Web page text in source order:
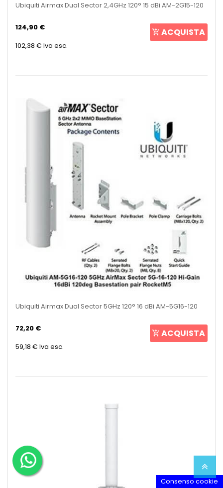
Ubiquiti Airmax Dual Sector 2,4GHz 120° 15 dBi AM-2G15-120
124,90 €
102,38 € Iva esc.
ACQUISTA
Ubiquiti Airmax Dual Sector 5GHz 120° 16 dBi AM-5G16-120
72,20 €
59,18 € Iva esc.
ACQUISTA
Consenso cookie